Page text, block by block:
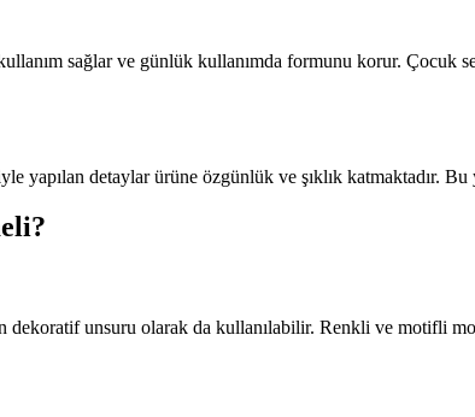
sağlar ve günlük kullanımda formunu korur. Çocuk
detaylar ürüne özgünlük ve şıklık katmaktadır. Bu
dekoratif unsuru olarak da kullanılabilir. Renkli ve motifli